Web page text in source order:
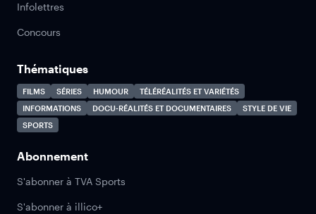
Infolettres
Concours
Thématiques
FILMS SÉRIES HUMOUR
TÉLÉRÉALITÉS ET VARIÉTÉS
INFORMATIONS
DOCU-RÉALITÉS ET DOCUMENTAIRES
STYLE DE VIE
SPORTS
Abonnement
S'abonner à TVA Sports
S'abonner à illico+